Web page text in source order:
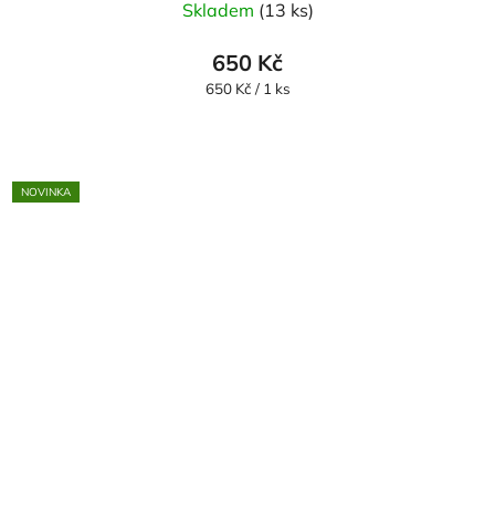
Skladem (13 ks)
650 Kč
Měrná
650 Kč / 1 ks
NOVINKA